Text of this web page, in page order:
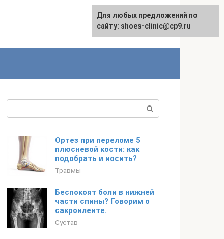
Ортез при переломе 5
плюсневой кости: как
подобрать и носить?
Травмы
Беспокоят боли в нижней
части спины? Говорим о
сакроилеите.
Сустав
Для любых предложений по
сайту: shoes-clinic@cp9.ru